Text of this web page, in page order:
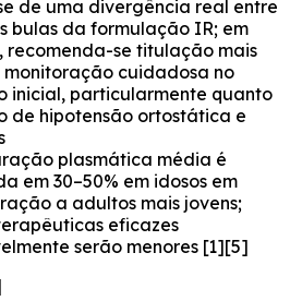
de uma divergência real entre
bulas da formulação IR; em
recomenda-se titulação mais
monitoração cuidadosa no
inicial, particularmente quanto
de hipotensão ortostática e
plasmática média é
em 30–50% em idosos em
a adultos mais jovens;
eficazes
serão menores [1][5]